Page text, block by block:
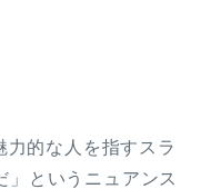
力的な人を指すスラ
」というニュアンス